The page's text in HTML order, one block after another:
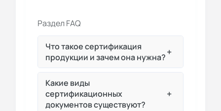
Раздел FAQ
Что такое сертификация
продукции и зачем она нужна?+
Какие виды
сертификационных
документов существуют?
+